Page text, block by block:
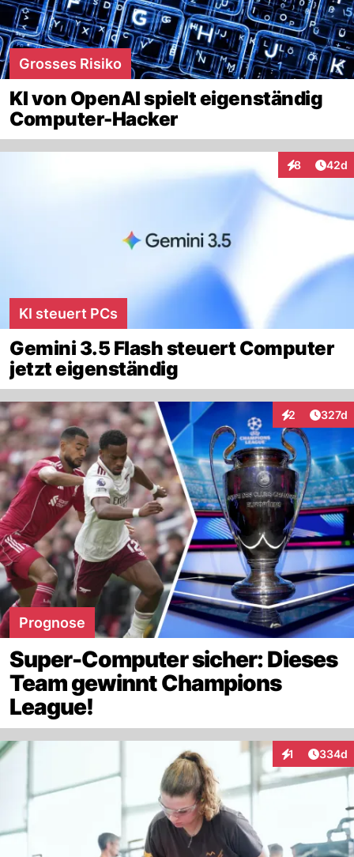
Grosses Risiko
KI von OpenAI spielt eigenständig
Computer-Hacker
8
Interaktionen
42d
KI steuert PCs
Gemini 3.5 Flash steuert Computer
jetzt eigenständig
2
Interaktionen
327d
Prognose
Super-Computer sicher: Dieses
Team gewinnt Champions
League!
1
Interaktionen
334d